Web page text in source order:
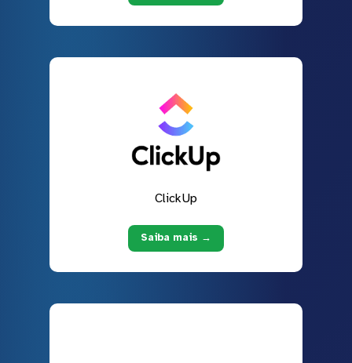
ClickUp
Saiba mais →